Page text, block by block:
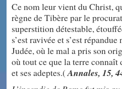
Ce nom leur vient du Christ,
règne de Tibère par le
superstition détestable,
s’est ravivée et s’est
Judée, où le mal a pris son
où tout ce que la terre connaît
et ses adeptes.(Annales, 15,